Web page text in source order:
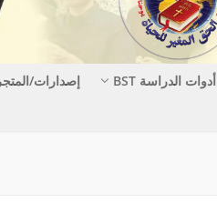
أدوات الدراسة BST إصدارات/المتجر SHOP